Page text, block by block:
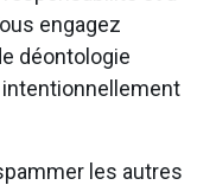
engagez
déontologie
les autres